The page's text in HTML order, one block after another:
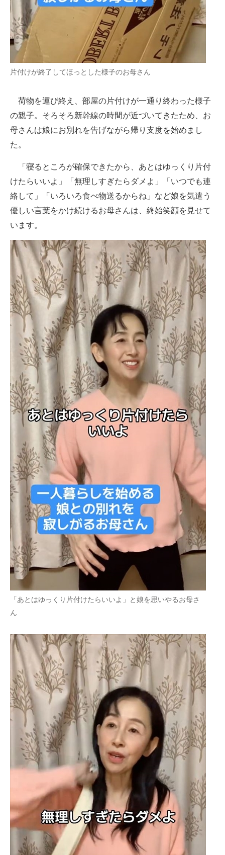
片付けが終了してほっとした様子のお母さん
荷物を運び終え、部屋の片付けが一通り終わった様子
の親子。そろそろ新幹線の時間が近づいてきたため、お
母さんは娘にお別れを告げながら帰り支度を始めまし
た。
「寝るところが確保できたから、あとはゆっくり片付
けたらいいよ」「無理しすぎたらダメよ」「いつでも連
絡して」「いろいろ食べ物送るからね」など娘を気遣う
優しい言葉をかけ続けるお母さんは、終始笑顔を見せて
います。
「あとはゆっくり片付けたらいいよ」と娘を思いやるお母さ
ん